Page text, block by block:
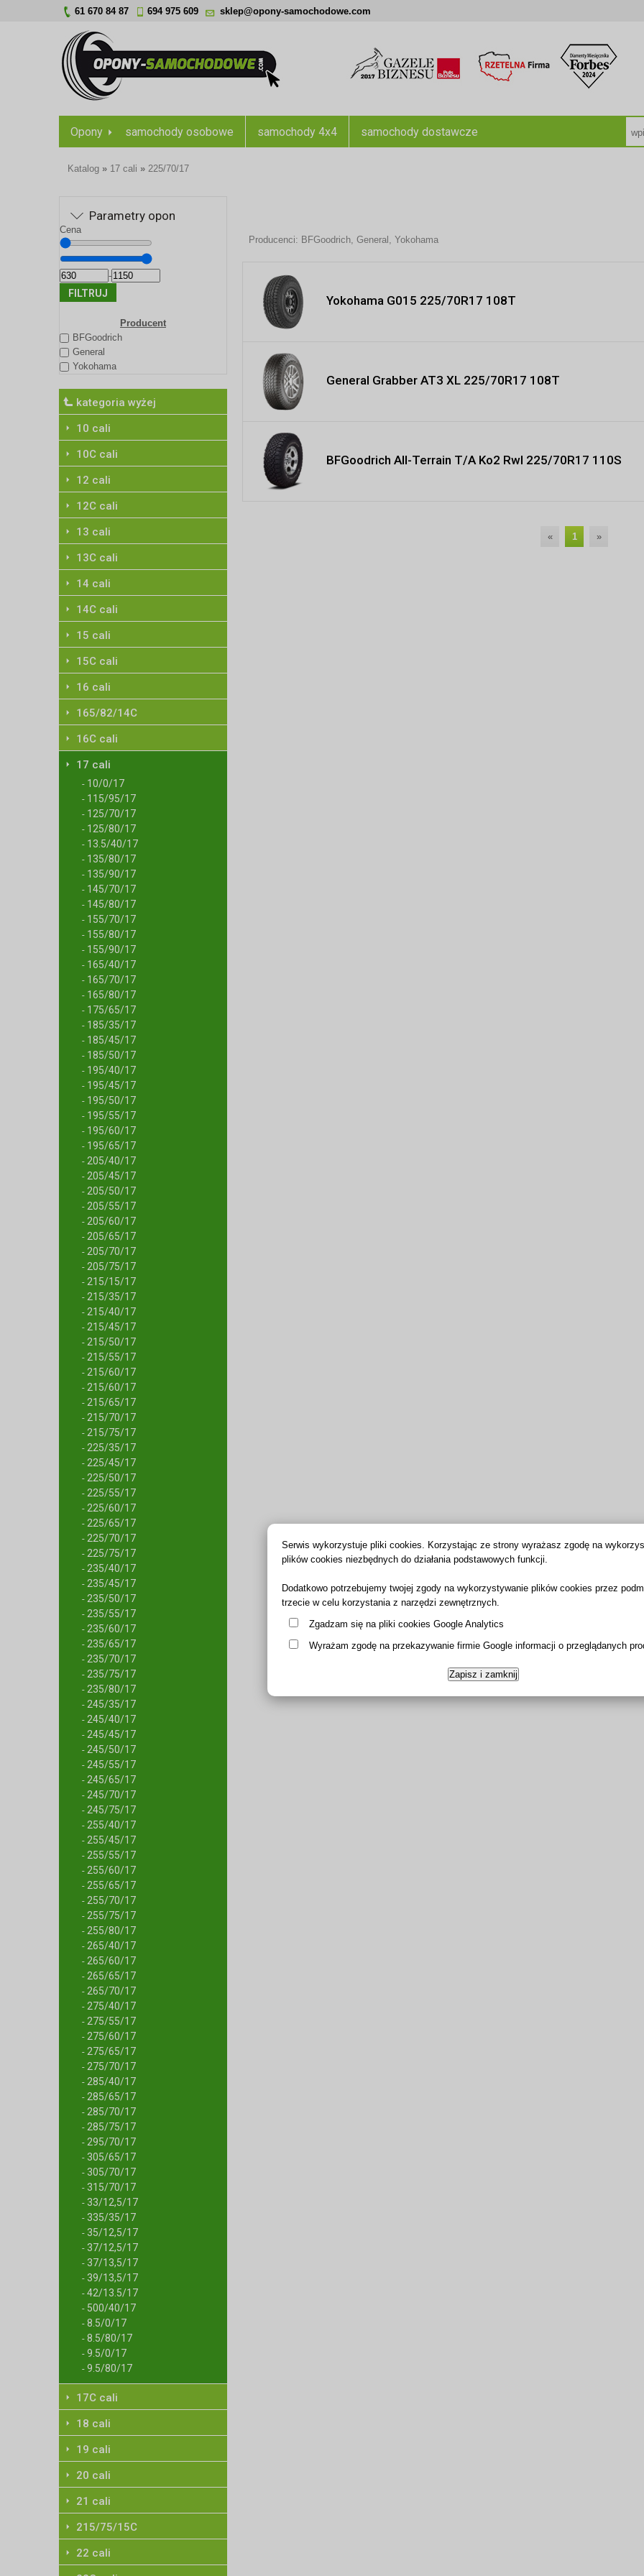
Serwis wykorzystuje pliki cookies. Korzystając ze strony wyrażasz zgodę na
plików cookies niezbędnych do działania podstawowych funkcji.
Dodatkowo potrzebujemy twojej zgody na wykorzystywanie plików cookies przez
trzecie w celu korzystania z narzędzi zewnętrznych.
Zgadzam się na pliki cookies Google Analytics
Wyrażam zgodę na przekazywanie firmie Google informacji o przeglądanych
Zapisz i zamknij
61 670 84 87 694 975 609 sklep@opony-samochodowe.com
Opony samochody osobowe samochody 4x4 samochody dostawcze
Katalog » 17 cali » 225/70/17
Parametry opon
Cena
-
Producent
BFGoodrich
General
Yokohama
10 cali
10C cali
12 cali
12C cali
13 cali
13C cali
14 cali
14C cali
15 cali
15C cali
16 cali
165/82/14C
16C cali
17 cali
- 10/0/17
- 115/95/17
- 125/70/17
- 125/80/17
- 13.5/40/17
- 135/80/17
- 135/90/17
- 145/70/17
- 145/80/17
- 155/70/17
- 155/80/17
- 155/90/17
- 165/40/17
- 165/70/17
- 165/80/17
- 175/65/17
- 185/35/17
- 185/45/17
- 185/50/17
- 195/40/17
- 195/45/17
- 195/50/17
- 195/55/17
- 195/60/17
- 195/65/17
- 205/40/17
- 205/45/17
- 205/50/17
- 205/55/17
- 205/60/17
- 205/65/17
- 205/70/17
- 205/75/17
- 215/15/17
- 215/35/17
- 215/40/17
- 215/45/17
- 215/50/17
- 215/55/17
- 215/60/17
- 215/60/17
- 215/65/17
- 215/70/17
- 215/75/17
- 225/35/17
- 225/45/17
- 225/50/17
- 225/55/17
- 225/60/17
- 225/65/17
- 225/70/17
- 225/75/17
- 235/40/17
- 235/45/17
- 235/50/17
- 235/55/17
- 235/60/17
- 235/65/17
- 235/70/17
- 235/75/17
- 235/80/17
- 245/35/17
- 245/40/17
- 245/45/17
- 245/50/17
- 245/55/17
- 245/65/17
- 245/70/17
- 245/75/17
- 255/40/17
- 255/45/17
- 255/55/17
- 255/60/17
- 255/65/17
- 255/70/17
- 255/75/17
- 255/80/17
- 265/40/17
- 265/60/17
- 265/65/17
- 265/70/17
- 275/40/17
- 275/55/17
- 275/60/17
- 275/65/17
- 275/70/17
- 285/40/17
- 285/65/17
- 285/70/17
- 285/75/17
- 295/70/17
- 305/65/17
- 305/70/17
- 315/70/17
- 33/12,5/17
- 335/35/17
- 35/12,5/17
- 37/12,5/17
- 37/13,5/17
- 39/13,5/17
- 42/13.5/17
- 500/40/17
- 8.5/0/17
- 8.5/80/17
- 9.5/0/17
- 9.5/80/17
17C cali
18 cali
19 cali
20 cali
21 cali
215/75/15C
22 cali
Producenci: BFGoodrich,General ,Yokohama
Yokohama G015 225/70R17 108T
General Grabber AT3 XL 225/70R17 108T
BFGoodrich All-Terrain T/A Ko2 Rwl 225/70R17 110S
« 1 »